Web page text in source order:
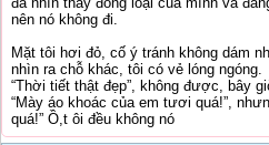
nên nó không đi.
Mặt tôi hơi đỏ, cố ý tránh không dám
nhìn ra chỗ khác, tôi có vẻ lóng ngóng.
“Thời tiết thật đẹp”, không được, bây
“Mày áo khoác của em tươi quá!”,
quá!” Ồ,t ôi đều không nó